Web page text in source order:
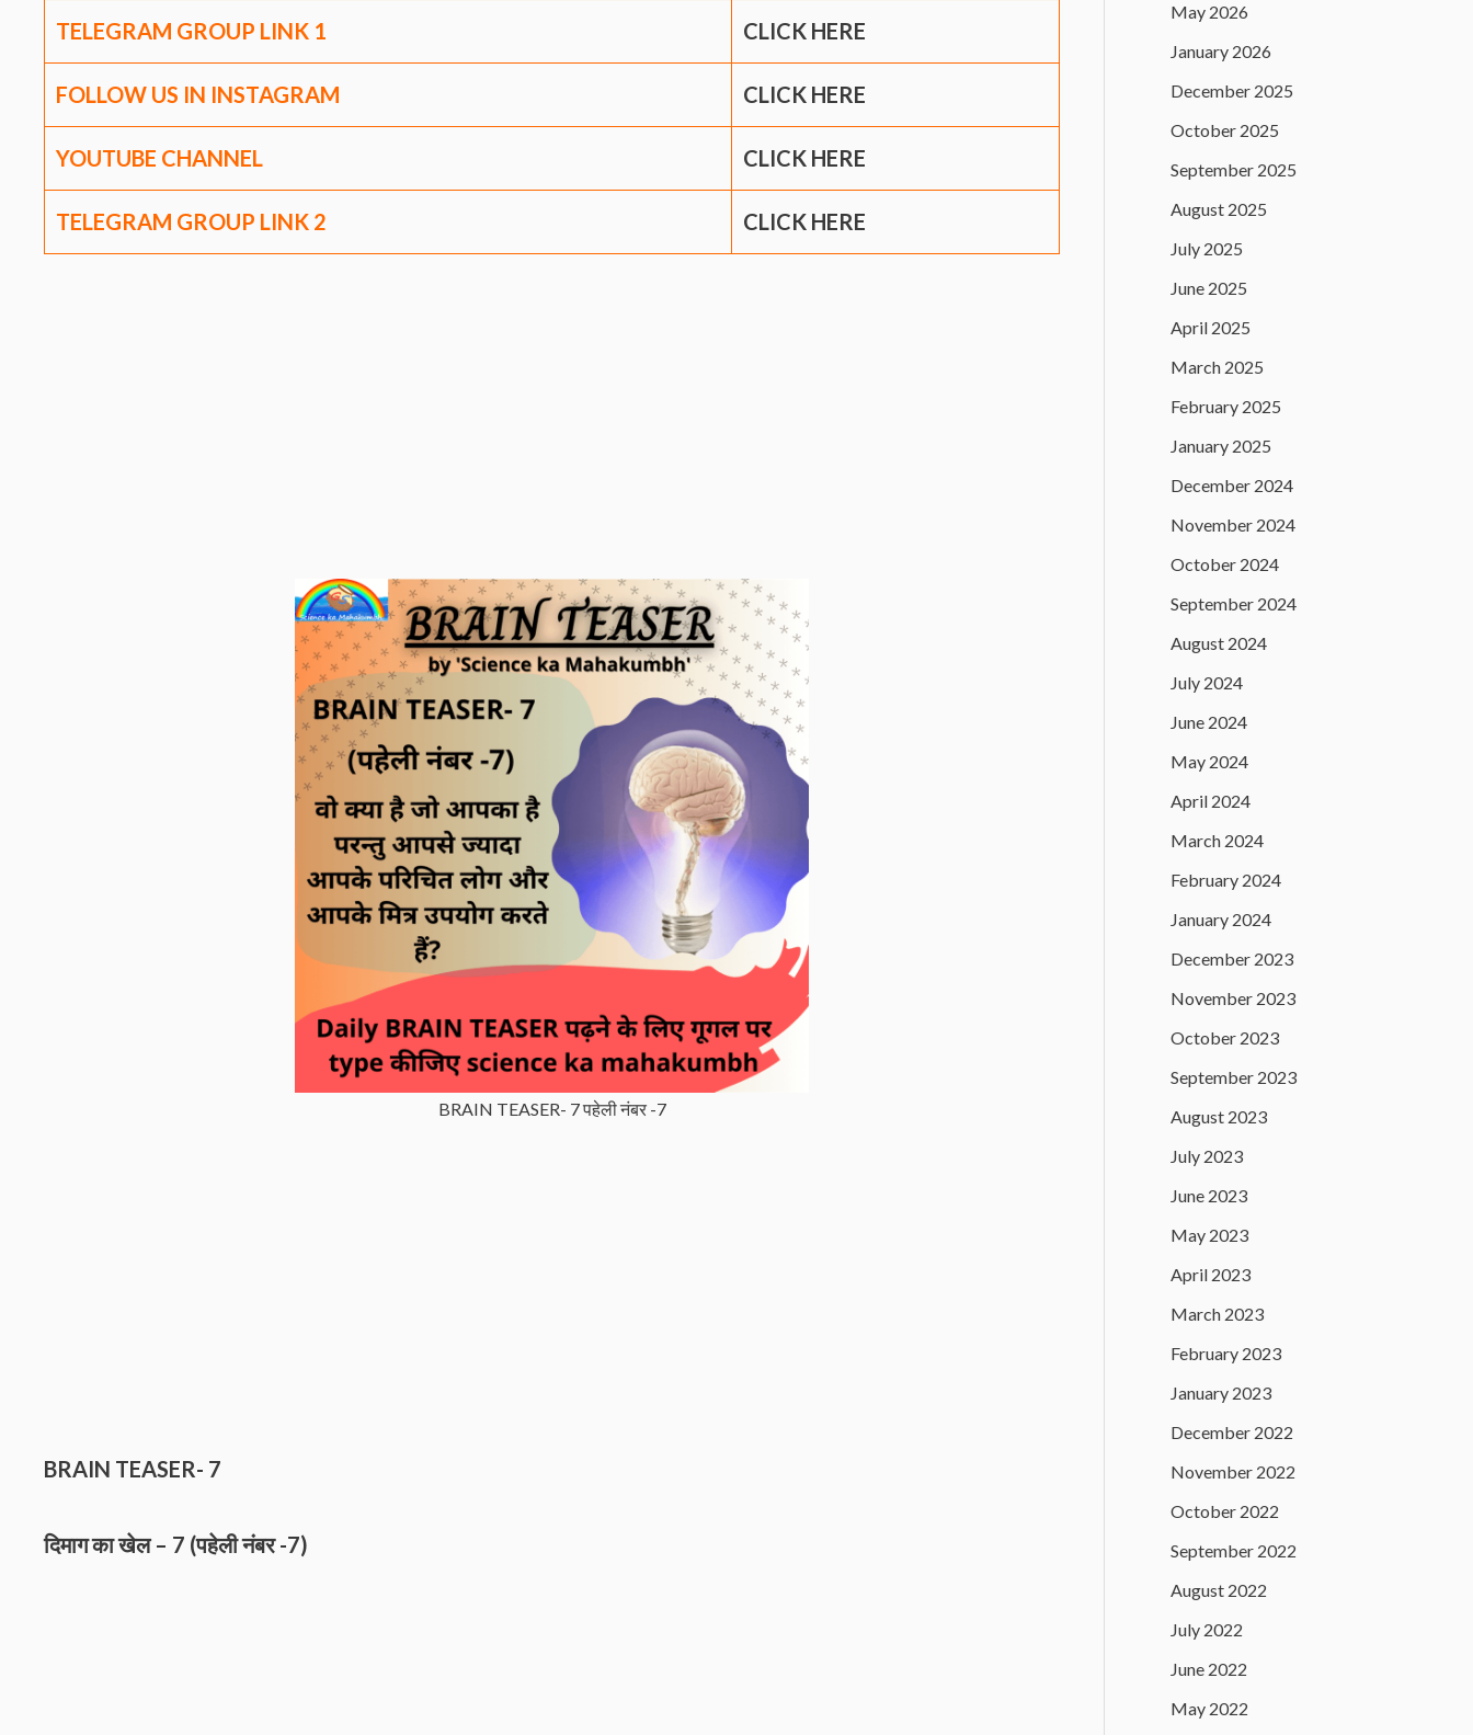
TELEGRAM GROUP LINK 1 CLICK HERE
FOLLOW US IN INSTAGRAM CLICK HERE
YOUTUBE CHANNEL CLICK HERE
TELEGRAM GROUP LINK 2 CLICK HERE
BRAIN TEASER- 7 पहेली नंबर -7
BRAIN TEASER- 7
दिमाग का खेल – 7 (पहेली नंबर -7)
May 2026
January 2026
December 2025
October 2025
September 2025
August 2025
July 2025
June 2025
April 2025
March 2025
February 2025
January 2025
December 2024
November 2024
October 2024
September 2024
August 2024
July 2024
June 2024
May 2024
April 2024
March 2024
February 2024
January 2024
December 2023
November 2023
October 2023
September 2023
August 2023
July 2023
June 2023
May 2023
April 2023
March 2023
February 2023
January 2023
December 2022
November 2022
October 2022
September 2022
August 2022
July 2022
June 2022
May 2022